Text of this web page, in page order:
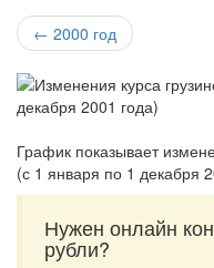
← 2000 год
График показывает
(с 1 января по 1 декабря
Нужен онлайн
рубли?